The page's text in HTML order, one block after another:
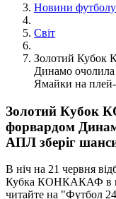
Новини футболу
Світ
Золотий Кубок
Динамо очолила
Ямайки на
Золотий Кубок
форвардом
АПЛ зберіг
В ніч на 21 червня
Кубка КОНКАКАФ в
читайте на "Футбол